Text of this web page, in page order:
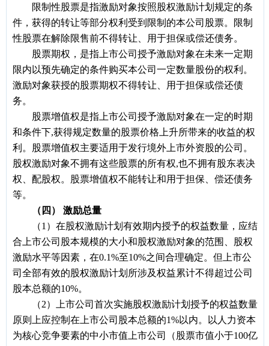
限制性股票是指激励对象按照股权激励计划规定的条
件，获得的转让等部分权利受到限制的本公司股票。限制
性股票在解除限售前不得转让、用于担保或偿还债务。
股票期权，是指上市公司授予激励对象在未来一定期
限内以预先确定的条件购买本公司一定数量股份的权利。
激励对象获授的股票期权不得转让、用于担保或偿还债
务。
股票增值权是指上市公司授予激励对象在一定的时期
和条件下,获得规定数量的股票价格上升所带来的收益的权
利。股票增值权主要适用于发行境外上市外资股的公司。
股权激励对象不拥有这些股票的所有权,也不拥有股东表决
权、配股权。股票增值权不能转让和用于担保、偿还债务
等。
（四） 激励总量
（1）在股权激励计划有效期内授予的权益数量，应结
合上市公司股本规模的大小和股权激励对象的范围、股权
激励水平等因素，在0.1%至10%之间合理确定。但上市公
司全部有效的股权激励计划所涉及权益累计不得超过公司
股本总额的10%。
（2）上市公司首次实施股权激励计划授予的权益数量
原则上应控制在上市公司股本总额的1%以内。以人力资本
为核心竞争要素的中小市值上市公司（股票市值小于100亿